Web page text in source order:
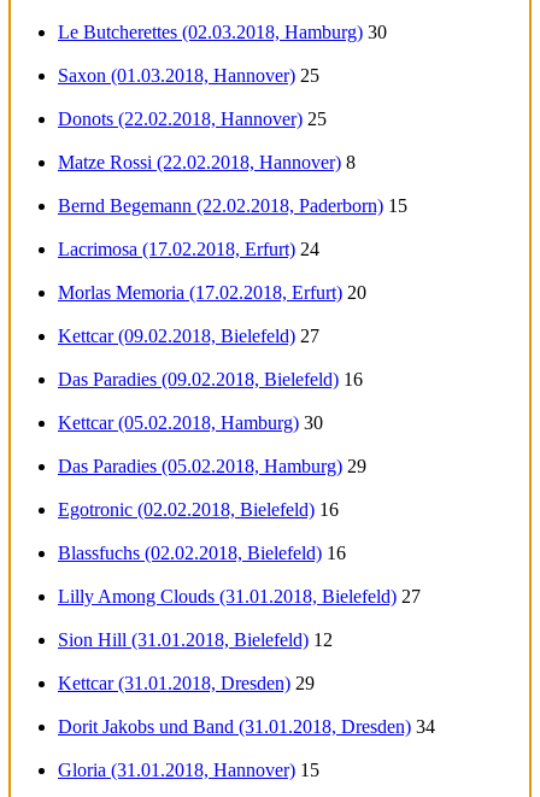
Le Butcherettes (02.03.2018, Hamburg) 30
Saxon (01.03.2018, Hannover) 25
Donots (22.02.2018, Hannover) 25
Matze Rossi (22.02.2018, Hannover) 8
Bernd Begemann (22.02.2018, Paderborn) 15
Lacrimosa (17.02.2018, Erfurt) 24
Morlas Memoria (17.02.2018, Erfurt) 20
Kettcar (09.02.2018, Bielefeld) 27
Das Paradies (09.02.2018, Bielefeld) 16
Kettcar (05.02.2018, Hamburg) 30
Das Paradies (05.02.2018, Hamburg) 29
Egotronic (02.02.2018, Bielefeld) 16
Blassfuchs (02.02.2018, Bielefeld) 16
Lilly Among Clouds (31.01.2018, Bielefeld) 27
Sion Hill (31.01.2018, Bielefeld) 12
Kettcar (31.01.2018, Dresden) 29
Dorit Jakobs und Band (31.01.2018, Dresden) 34
Gloria (31.01.2018, Hannover) 15